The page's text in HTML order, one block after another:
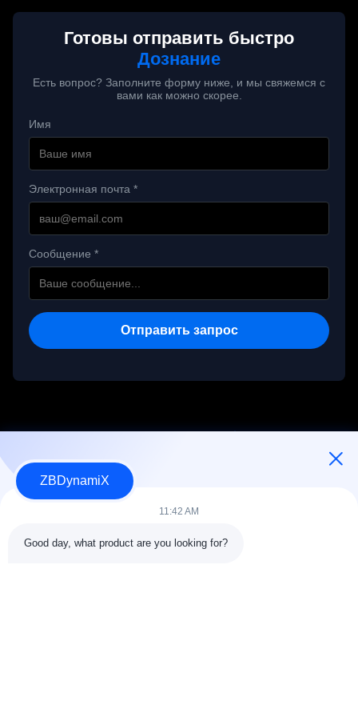
Готовы отправить быстро
Дознание
Есть вопрос? Заполните форму ниже, и мы свяжемся с
вами как можно скорее.
Имя
Электронная почта *
Сообщение *
Отправить запрос
Разработчик и производитель аккумуляторных батарей и
приводов для человекоподобных роботов.
ZBDynamiX
11:42 AM
Good day, what product are you looking for?